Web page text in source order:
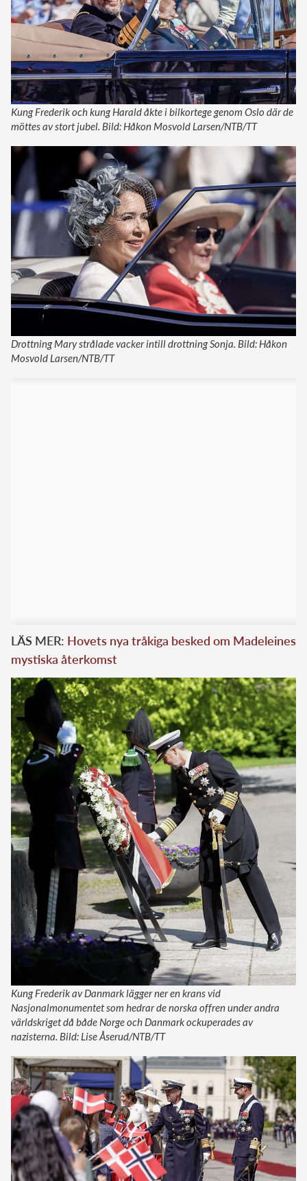
Kung Frederik och kung Harald åkte i bilkortege genom Oslo där de
möttes av stort jubel. Bild: Håkon Mosvold Larsen/NTB/TT
Drottning Mary strålade vacker intill drottning Sonja. Bild: Håkon
Mosvold Larsen/NTB/TT
LÄS MER: Hovets nya tråkiga besked om Madeleines
mystiska återkomst
Kung Frederik av Danmark lägger ner en krans vid
Nasjonalmonumentet som hedrar de norska offren under andra
världskriget då både Norge och Danmark ockuperades av
nazisterna. Bild: Lise Åserud/NTB/TT